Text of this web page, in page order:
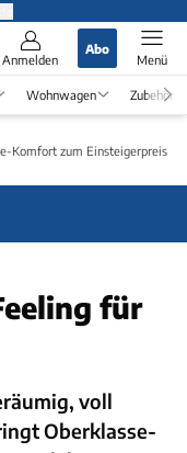
Anmelden
Abo
Menü
Wohnwagen Zubehör
Komfort zum Einsteigerpreis
für
voll
Oberklasse-